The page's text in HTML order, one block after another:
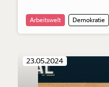
kommentiert.
Arbeitswelt Demokratie
23.05.2024